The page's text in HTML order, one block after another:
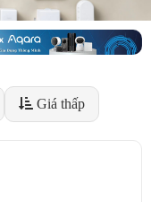
Giá thấp